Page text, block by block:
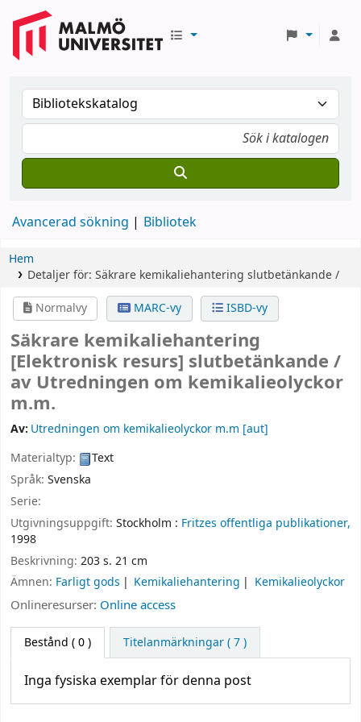
Avancerad sökning Bibliotek
Hem
Detaljer för: Säkrare kemikaliehantering slutbetänkande /
Normalvy
MARC-vy ISBD-vy
Säkrare kemikaliehantering
[Elektronisk resurs] slutbetänkande /
av Utredningen om kemikalieolyckor
m.m.
Av: Utredningen om kemikalieolyckor m.m [aut]
Materialtyp:
Text
Språk: Svenska
Serie:
Utgivningsuppgift: Stockholm : Fritzes offentliga publikationer,
1998
Beskrivning: 203 s. 21 cm
Ämnen: Farligt gods Kemikaliehantering Kemikalieolyckor
Onlineresurser: Online access
Bestånd ( 0 ) Titelanmärkningar ( 7 )
Inga fysiska exemplar för denna post